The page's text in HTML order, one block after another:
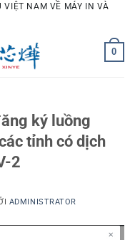
VIỆT NAM VỀ MÁY IN VÀ
0
ký luồng
tỉnh có dịch
2
ADMINISTRATOR